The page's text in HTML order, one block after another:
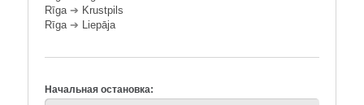
Rīga➔ Krustpils
Rīga➔ Liepāja
Начальная остановка: